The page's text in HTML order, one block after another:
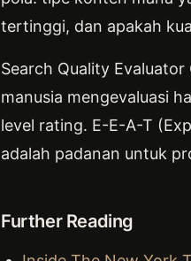
tertinggi, dan apakah
Search Quality
manusia mengevaluasi
level rating. E-E-A-T
adalah padanan untuk
Further Reading